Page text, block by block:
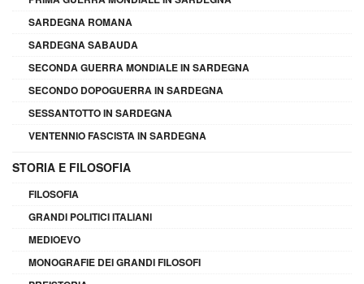
SARDEGNA ROMANA
SARDEGNA SABAUDA
SECONDA GUERRA MONDIALE IN SARDEGNA
SECONDO DOPOGUERRA IN SARDEGNA
SESSANTOTTO IN SARDEGNA
VENTENNIO FASCISTA IN SARDEGNA
STORIA E FILOSOFIA
FILOSOFIA
GRANDI POLITICI ITALIANI
MEDIOEVO
MONOGRAFIE DEI GRANDI FILOSOFI